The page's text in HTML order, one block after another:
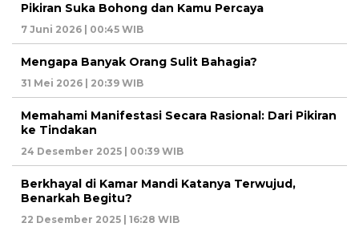
Pikiran Suka Bohong dan Kamu Percaya
7 Juni 2026 | 00:45 WIB
Mengapa Banyak Orang Sulit Bahagia?
31 Mei 2026 | 20:39 WIB
Memahami Manifestasi Secara Rasional: Dari Pikiran
ke Tindakan
24 Desember 2025 | 00:39 WIB
Berkhayal di Kamar Mandi Katanya Terwujud,
Benarkah Begitu?
22 Desember 2025 | 16:28 WIB